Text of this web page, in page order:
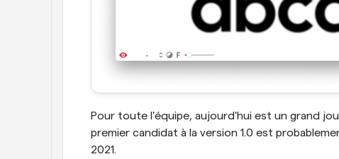
Pour toute l'équipe, aujourd'hui est un grand
premier candidat à la version 1.0 est
2021.